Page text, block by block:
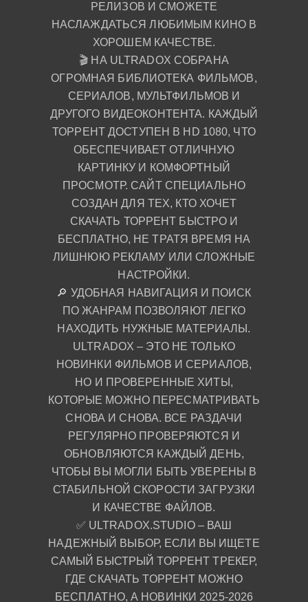
РЕЛИЗОВ И СМОЖЕТЕ
НАСЛАЖДАТЬСЯ ЛЮБИМЫМ КИНО В
ХОРОШЕМ КАЧЕСТВЕ.
🎬 НА ULTRADOX СОБРАНА
ОГРОМНАЯ БИБЛИОТЕКА ФИЛЬМОВ,
СЕРИАЛОВ, МУЛЬТФИЛЬМОВ И
ДРУГОГО ВИДЕОКОНТЕНТА. КАЖДЫЙ
ТОРРЕНТ ДОСТУПЕН В HD 1080, ЧТО
ОБЕСПЕЧИВАЕТ ОТЛИЧНУЮ
КАРТИНКУ И КОМФОРТНЫЙ
ПРОСМОТР. САЙТ СПЕЦИАЛЬНО
СОЗДАН ДЛЯ ТЕХ, КТО ХОЧЕТ
СКАЧАТЬ ТОРРЕНТ БЫСТРО И
БЕСПЛАТНО, НЕ ТРАТЯ ВРЕМЯ НА
ЛИШНЮЮ РЕКЛАМУ ИЛИ СЛОЖНЫЕ
НАСТРОЙКИ.
🔎 УДОБНАЯ НАВИГАЦИЯ И ПОИСК
ПО ЖАНРАМ ПОЗВОЛЯЮТ ЛЕГКО
НАХОДИТЬ НУЖНЫЕ МАТЕРИАЛЫ.
ULTRADOX – ЭТО НЕ ТОЛЬКО
НОВИНКИ ФИЛЬМОВ И СЕРИАЛОВ,
НО И ПРОВЕРЕННЫЕ ХИТЫ,
КОТОРЫЕ МОЖНО ПЕРЕСМАТРИВАТЬ
СНОВА И СНОВА. ВСЕ РАЗДАЧИ
РЕГУЛЯРНО ПРОВЕРЯЮТСЯ И
ОБНОВЛЯЮТСЯ КАЖДЫЙ ДЕНЬ,
ЧТОБЫ ВЫ МОГЛИ БЫТЬ УВЕРЕНЫ В
СТАБИЛЬНОЙ СКОРОСТИ ЗАГРУЗКИ
И КАЧЕСТВЕ ФАЙЛОВ.
✅ ULTRADOX.STUDIO – ВАШ
НАДЕЖНЫЙ ВЫБОР, ЕСЛИ ВЫ ИЩЕТЕ
САМЫЙ БЫСТРЫЙ ТОРРЕНТ ТРЕКЕР,
ГДЕ СКАЧАТЬ ТОРРЕНТ МОЖНО
БЕСПЛАТНО, А НОВИНКИ 2025-2026